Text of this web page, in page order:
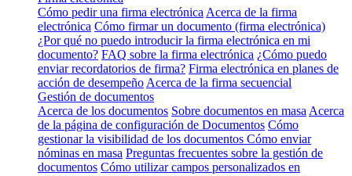
Cómo pedir una firma electrónica Acerca de la firma
electrónica Cómo firmar un documento (firma electrónica)
¿Por qué no puedo introducir la firma electrónica en mi
documento? FAQ sobre la firma electrónica ¿Cómo puedo
enviar recordatorios de firma? Firma electrónica en planes de
acción de desempeño Acerca de la firma secuencial
Gestión de documentos
Acerca de los documentos Sobre documentos en masa Acerca
de la página de configuración de Documentos Cómo
gestionar la visibilidad de los documentos Cómo enviar
nóminas en masa Preguntas frecuentes sobre la gestión de
documentos Cómo utilizar campos personalizados en